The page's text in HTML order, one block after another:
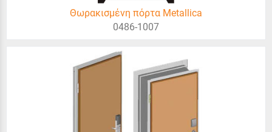
Θωρακισμένη πόρτα Metallica
0486-1007